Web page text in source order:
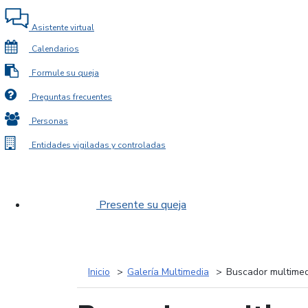
Asistente virtual
Calendarios
Formule su queja
Preguntas frecuentes
Personas
Entidades vigiladas y controladas
Presente su queja
Inicio Galería Multimedia Buscador